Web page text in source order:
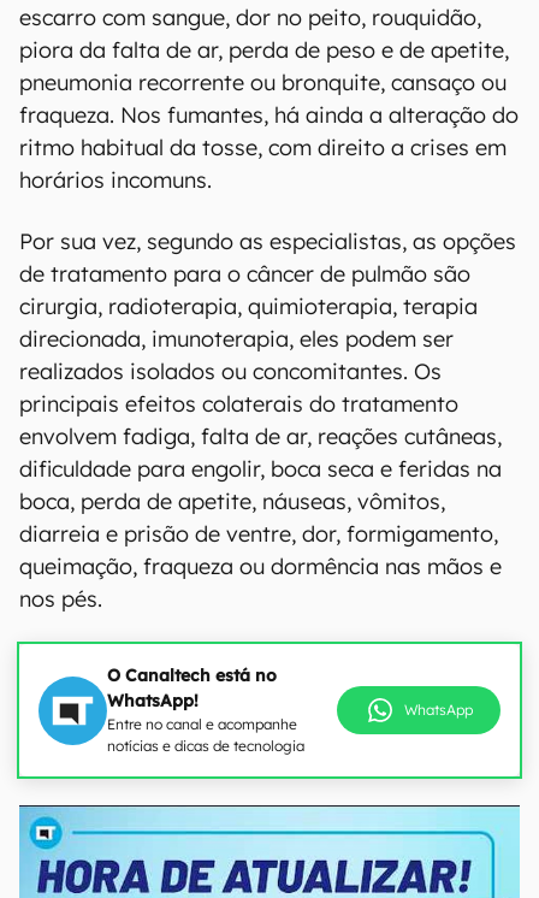
escarro com sangue, dor no peito, rouquidão,
piora da falta de ar, perda de peso e de apetite,
pneumonia recorrente ou bronquite, cansaço ou
fraqueza. Nos fumantes, há ainda a alteração do
ritmo habitual da tosse, com direito a crises em
horários incomuns.
Por sua vez, segundo as especialistas, as opções
de tratamento para o câncer de pulmão são
cirurgia, radioterapia, quimioterapia, terapia
direcionada, imunoterapia, eles podem ser
realizados isolados ou concomitantes. Os
principais efeitos colaterais do tratamento
envolvem fadiga, falta de ar, reações cutâneas,
dificuldade para engolir, boca seca e feridas na
boca, perda de apetite, náuseas, vômitos,
diarreia e prisão de ventre, dor, formigamento,
queimação, fraqueza ou dormência nas mãos e
nos pés.
O Canaltech está no
WhatsApp!
Entre no canal e acompanhe
notícias e dicas de tecnologia
WhatsApp